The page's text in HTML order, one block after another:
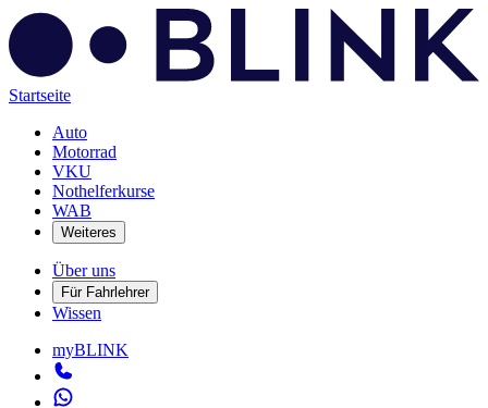
Startseite
Auto
Motorrad
VKU
Nothelferkurse
WAB
Weiteres
Über uns
Für Fahrlehrer
Wissen
myBLINK